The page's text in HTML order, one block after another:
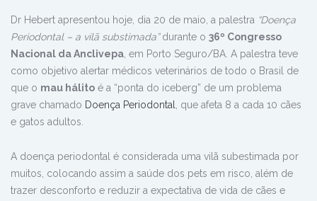
Dr Hebert apresentou hoje, dia 20 de maio, a palestra “Doença
Periodontal – a vilã substimada”durante o 36º Congresso
Nacional da Anclivepa, em Porto Seguro/BA. A palestra teve
como objetivo alertar médicos veterinários de todo o Brasil de
que o mau hálito é a “ponta do iceberg” de um problema
grave chamado Doença Periodontal, que afeta 8 a cada 10 cães
e gatos adultos.
A doença periodontal é considerada uma vilã subestimada por
muitos, colocando assim a saúde dos pets em risco, além de
trazer desconforto e reduzir a expectativa de vida de cães e